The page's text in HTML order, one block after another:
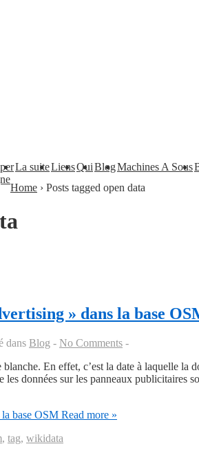
La suiteLiensQuiBlogMachines A Sous
Home › Posts tagged open data
» dans la base
dans Blog
No Comments
En effet, c’est la date à laquelle la
données sur les panneaux publicitaires
base OSM Read more »
, tag, wikidata